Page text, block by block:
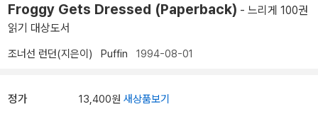
Froggy Gets Dressed (Paperback) - 느리게 100권
읽기 대상도서
조너선 런던(지은이) Puffin 1994-08-01
정가 13,400원 새상품보기